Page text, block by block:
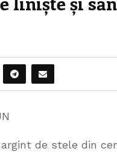
de stele din